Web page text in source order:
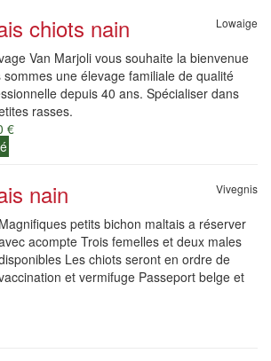
chiots nain Lowaige
Van Marjoli vous souhaite la bienvenue
sommes une élevage familiale de qualité
depuis 40 ans. Spécialiser dans
rasses.
€
nain Vivegnis
Magnifiques petits bichon maltais a réserver
acompte Trois femelles et deux males
Les chiots seront en ordre de
et vermifuge Passeport belge et